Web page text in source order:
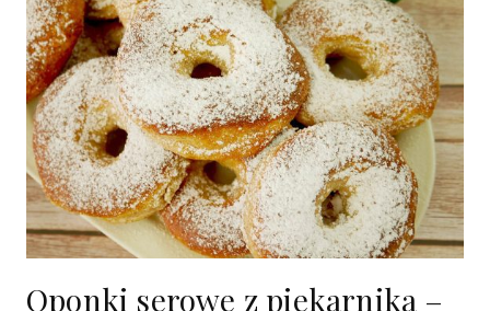
Oponki serowe z piekarnika –